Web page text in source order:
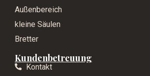
Außenbereich
kleine Säulen
Bretter
Kundenbetreuung
Kontakt